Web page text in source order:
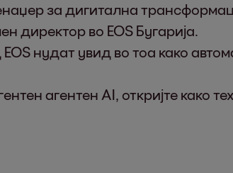
за дигитална
директор во EOS Бугарија.
нудат увид во тоа како
агентен AI, откријте како